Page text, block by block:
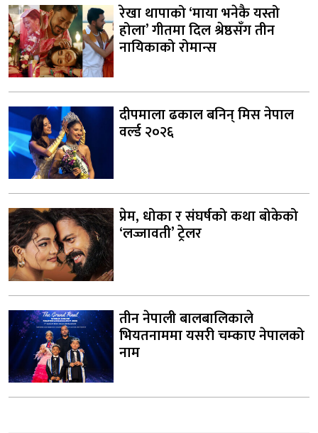
रेखा थापाको ‘माया भनेकै यस्तो
होला’ गीतमा दिल श्रेष्ठसँग तीन
नायिकाको रोमान्स
दीपमाला ढकाल बनिन् मिस नेपाल
वर्ल्ड २०२६
प्रेम, धोका र संघर्षको कथा बोकेको
‘लज्जावती’ ट्रेलर
तीन नेपाली बालबालिकाले
भियतनाममा यसरी चम्काए नेपालको
नाम